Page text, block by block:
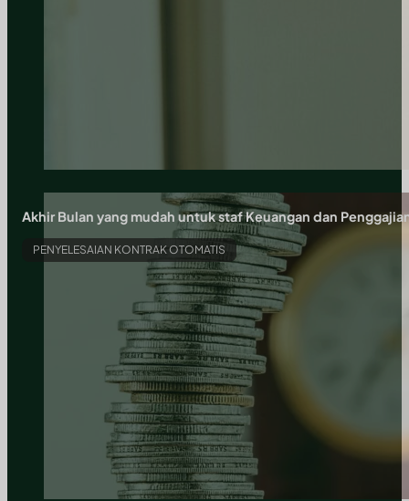
Akhir Bulan yang mudah untuk staf Keuangan dan
PENYELESAIAN KONTRAK OTOMATIS